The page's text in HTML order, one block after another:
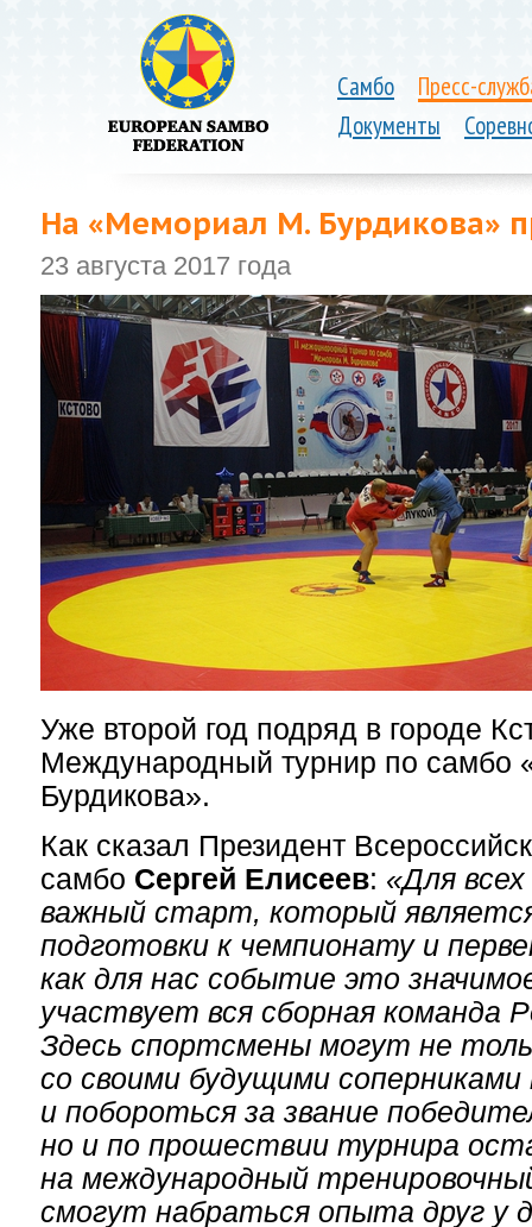
Самбо
Пресс-
Документы
На «Мемориал М. Бурдикова»
23 августа 2017 года
Уже второй год подряд в городе
Международный турнир по
Бурдикова».
Как сказал Президент
самбо Сергей Елисеев: «Для
важный старт, который
подготовки к чемпионату и
как для нас событие это
участвует вся сборная команда
Здесь спортсмены могут не
со своими будущими соперниками
и побороться за звание
но и по прошествии турнира
на международный
смогут набраться опыта друг у